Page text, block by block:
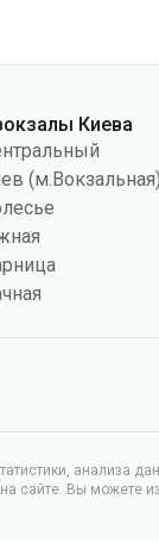
Киева
(м.Вокзальная)
анализа
сайте. Вы можете